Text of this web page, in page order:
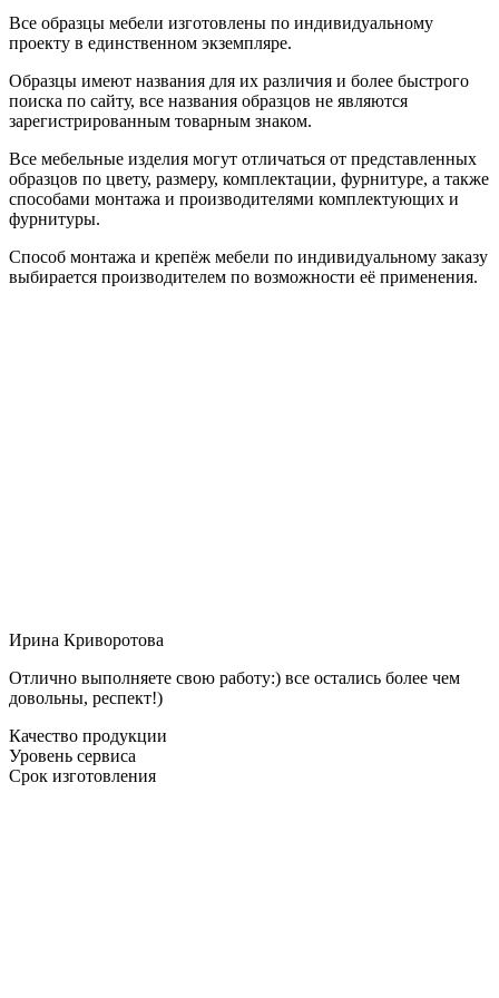
Все образцы мебели изготовлены по индивидуальному
проекту в единственном экземпляре.
Образцы имеют названия для их различия и более быстрого
поиска по сайту, все названия образцов не являются
зарегистрированным товарным знаком.
Все мебельные изделия могут отличаться от представленных
образцов по цвету, размеру, комплектации, фурнитуре, а также
способами монтажа и производителями комплектующих и
фурнитуры.
Способ монтажа и крепёж мебели по индивидуальному заказу
выбирается производителем по возможности её применения.
Ирина Криворотова
Отлично выполняете свою работу:) все остались более чем
довольны, респект!)
Качество продукции
Уровень сервиса
Срок изготовления